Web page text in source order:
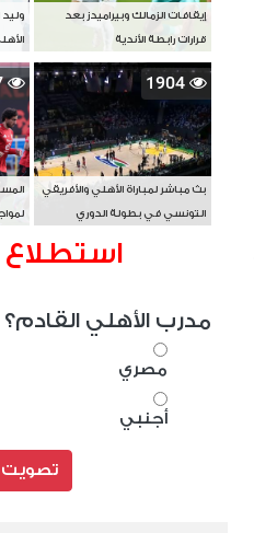
إيقافات الزمالك وبيراميدز بعد
قرارات رابطة الأندية
وليد
بطل
1904
بث مباشر لمباراة الأهلي والأفريقي
التونسي في بطولة الدوري
استطلاع
مدرب الأهلي القادم؟
مصري
أجنبي
تصويت